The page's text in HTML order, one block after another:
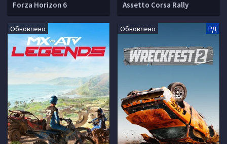
Forza Horizon 6 Assetto Corsa Rally
Обновлено Обновлено РД